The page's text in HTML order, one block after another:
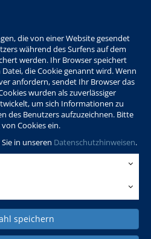
die von einer Website gesendet
während des Surfens auf dem
werden. Ihr Browser speichert
die Cookie genannt wird. Wenn
anfordern, sendet Ihr Browser das
wurden als zuverlässiger
um sich Informationen zu
des Benutzers aufzuzeichnen. Bitte
Cookies ein.
in unseren Datenschutzhinweisen.
speichern
Aktuelles Warenkorb Login
Kontakt Sitemap
IT & Digitales